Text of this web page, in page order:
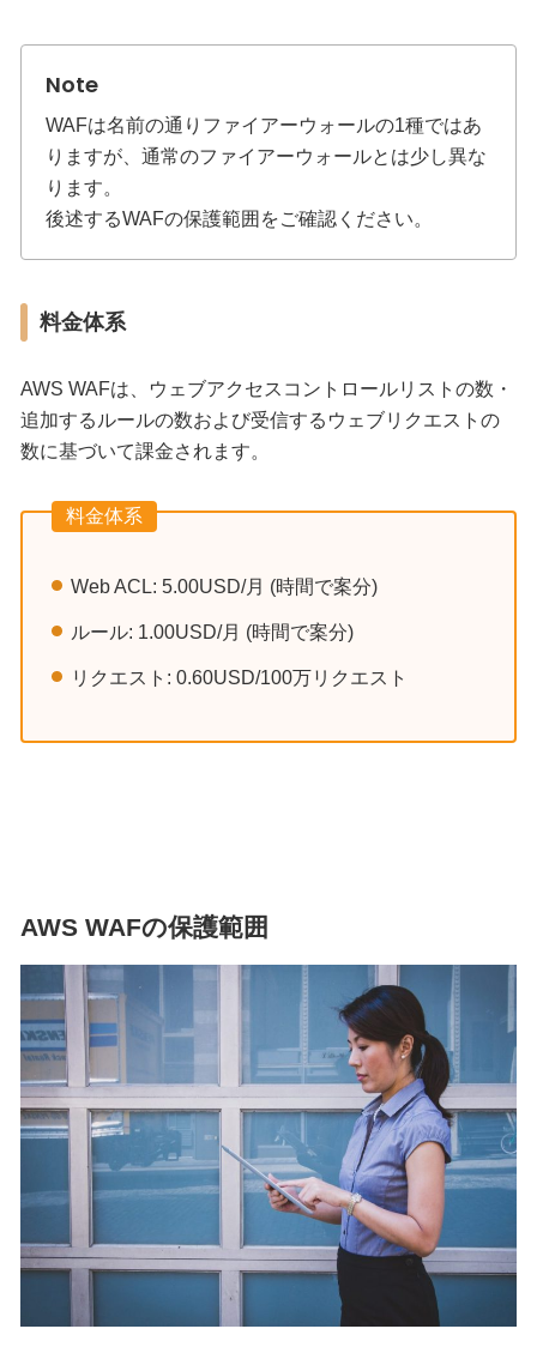
WAFは名前の通りファイアーウォールの1種ではあ
りますが、通常のファイアーウォールとは少し異な
ります。
後述するWAFの保護範囲をご確認ください。
料金体系
AWS WAFは、ウェブアクセスコントロールリストの数・
追加するルールの数および受信するウェブリクエストの
数に基づいて課金されます。
料金体系
Web ACL: 5.00USD/月 (時間で案分)
ルール: 1.00USD/月 (時間で案分)
リクエスト: 0.60USD/100万リクエスト
AWS WAFの保護範囲